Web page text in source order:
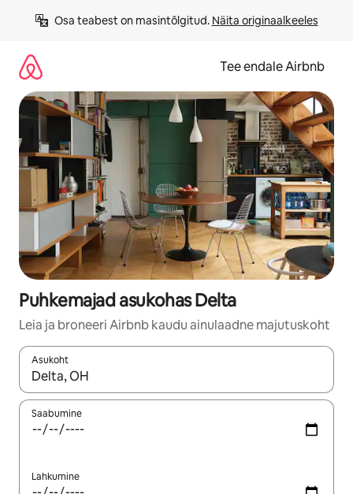
Osa teabest on masintõlgitud. Näita originaalkeeles
Tee endale Airbnb
Puhkemajad asukohas Delta
Leia ja broneeri Airbnb kaudu ainulaadne majutuskoht
Asukoht
Kui tulemused on kuvatud, liigu ekraanil nooleklahvidega või
Saabumine
Lahkumine